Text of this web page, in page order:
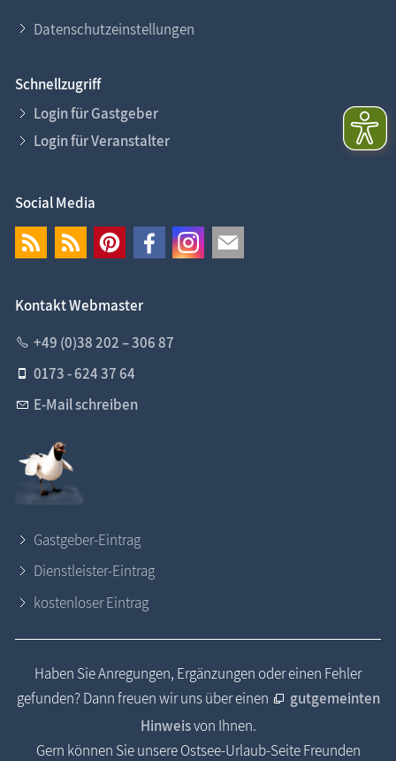
Datenschutzeinstellungen
Schnellzugriff
Login für Gastgeber
Login für Veranstalter
Social Media
Kontakt Webmaster
+49 (0)38 202 – 306 87
0173 - 624 37 64
E-Mail schreiben
Gastgeber-Eintrag
Dienstleister-Eintrag
kostenloser Eintrag
Haben Sie Anregungen, Ergänzungen oder einen Fehler
gefunden? Dann freuen wir uns über einen
gutgemeinten
Hinweisvon Ihnen.
Gern können Sie unsere Ostsee-Urlaub-Seite Freunden